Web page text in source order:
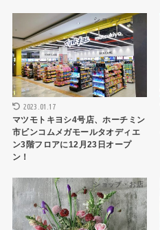
ショップ・お店
2023.01.17
マツモトキヨシ4号店、ホーチミン
市ビンコムメガモールタオディエ
ン3階フロアに12月23日オープ
ン！
ショップ・お店